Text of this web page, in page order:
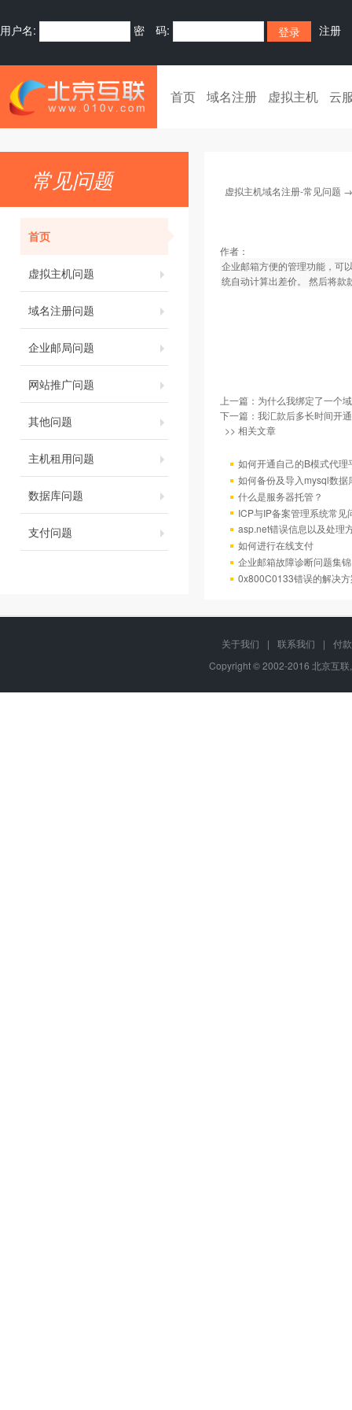
用户名: 密 码: 注册
首页 域名注册 虚拟主机 云
常见问题
首页
虚拟主机问题
域名注册问题
企业邮局问题
网站推广问题
其他问题
主机租用问题
数据库问题
支付问题
虚拟主机域名注册-常见问题
作者：
企业邮箱方便的管理功能，可
统自动计算出差价。 然后将款
上一篇： 为什么我绑定了一个
下一篇： 我汇款后多长时间开
>> 相关文章
如何开通自己的B模式代理
如何备份及导入mysql数据
什么是服务器托管？
ICP与IP备案管理系统常见
asp.net错误信息以及处理
如何进行在线支付
企业邮箱故障诊断问题集锦
0x800C0133错误的解决
关于我们 | 联系我们 |
付
Copyright © 2002-2016 北京互